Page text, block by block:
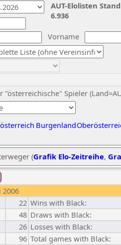
Vorname
"österreichische" Spieler
Burgenland
AUT-Elolisten
6.936
(Grafik Elo-Zeitreihe,
2006
22 Wins with Black:
48 Draws with Black:
26 Losses with Black:
96 Total games with Black: